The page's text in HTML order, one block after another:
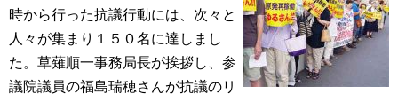
時から行った抗議行動には、次々と
人々が集まり１５０名に達しまし
た。草薙順一事務局長が挨拶し、参
議院議員の福島瑞穂さんが抗議のリ